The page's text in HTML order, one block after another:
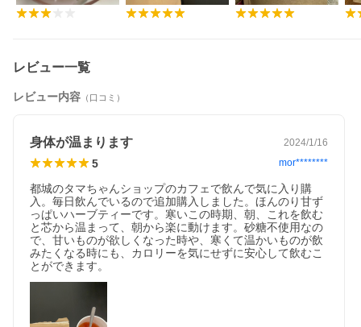
レビュー一覧
レビュー内容 （口コミ）
身体が温まります 2024/1/16
5 mor********
都城のタマちゃんショップのカフェで飲んで気に入り購
入。毎日飲んでいるので追加購入しました。ほんのり甘ず
っぱいハーブティーです。寒いこの時期、朝、これを飲む
と芯から温まって、朝から楽に動けます。砂糖不使用なの
で、甘いものが欲しくなった時や、寒くて温かいものが飲
みたくなる時にも、カロリーを気にせずに安心して飲むこ
とができます。